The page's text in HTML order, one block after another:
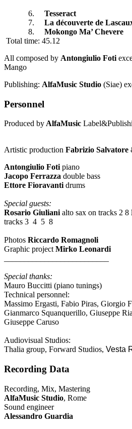
6.
Tesseract
7.
La découverte de
8.
Mokongo Ma’ Chevere
Total time: 45.12
All composed by Antongiulio Foti
Mango
Publishing: AlfaMusic Studio (Siae)
Personnel
Produced byAlfaMusic
Artistic production Fabrizio Salvatore
Antongiulio Fotipiano
Jacopo Ferrazza double bass
Ettore Fioravantidrums
Special guests:
Rosario Giulianialto sax on tracks 2 8
tracks 3 4 5 8
Photos Riccardo Romagnoli
Graphic projectMirko Leonardi
Special thanks:
Mauro Buccitti (piano tunings)
Technical personnel:
Massimo Ergasti, Fabio Piras, Giorgio
Gianmarco Squanquerillo, Giuseppe
Giuseppe Caruso
Audiovisual Studios:
Thalia group, Forward Studios, Vesta
Recording Data
Recording, Mix, Mastering
AlfaMusic Studio, Rome
Sound engineer
Alessandro Guardia